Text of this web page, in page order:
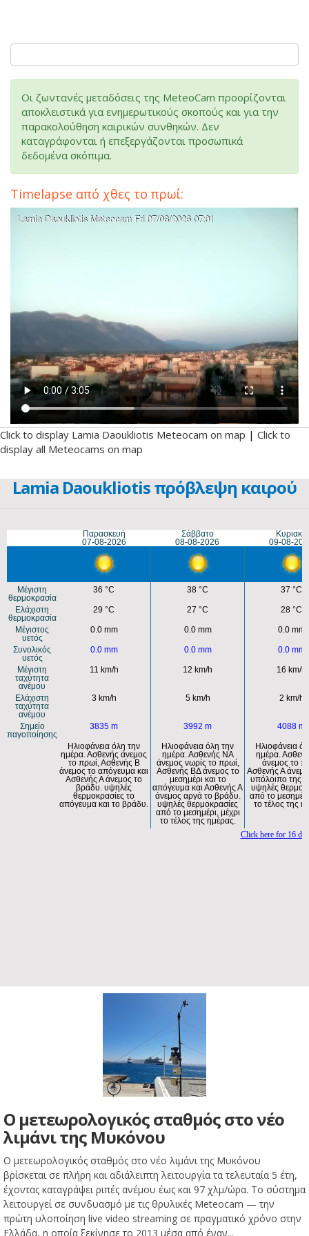
Οι ζωντανές μεταδόσεις της MeteoCam προορίζονται
αποκλειστικά για ενημερωτικούς σκοπούς και για την
παρακολούθηση καιρικών συνθηκών. Δεν
καταγράφονται ή επεξεργάζονται προσωπικά
δεδομένα σκόπιμα.
Timelapse από χθες το πρωί:
Click to display Lamia Daoukliotis Meteocam on map | Click to
display all Meteocams on map
Lamia Daoukliotis πρόβλεψη καιρού
Ο μετεωρολογικός σταθμός στο νέο
λιμάνι της Μυκόνου
Ο μετεωρολογικός σταθμός στο νέο λιμάνι της Μυκόνου
βρίσκεται σε πλήρη και αδιάλειπτη λειτουργία τα τελευταία 5 έτη,
έχοντας καταγράψει ριπές ανέμου έως και 97 χλμ/ώρα. Το σύστημα
λειτουργεί σε συνδυασμό με τις θρυλικές Meteocam — την
πρώτη υλοποίηση live video streaming σε πραγματικό χρόνο στην
Ελλάδα, η οποία ξεκίνησε το 2013 μέσα από έναν...